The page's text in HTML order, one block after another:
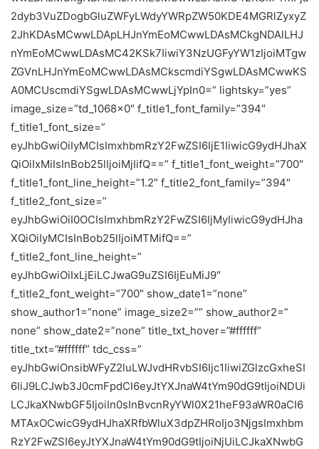
2dyb3VuZDogbGluZWFyLWdyYWRpZW50KDE4MGRlZyxyZ
2JhKDAsMCwwLDApLHJnYmEoMCwwLDAsMCkgNDAlLHJ
nYmEoMCwwLDAsMC42KSk7IiwiY3NzUGFyYW1zIjoiMTgw
ZGVnLHJnYmEoMCwwLDAsMCkscmdiYSgwLDAsMCwwKS
A0MCUscmdiYSgwLDAsMCwwLjYpIn0=” lightsky=”yes”
image_size=”td_1068x0″ f_title1_font_family=”394″
f_title1_font_size=”
eyJhbGwiOiIyMCIsImxhbmRzY2FwZSI6IjE1IiwicG9ydHJhaX
QiOiIxMiIsInBob25lIjoiMjIifQ==” f_title1_font_weight=”700″
f_title1_font_line_height=”1.2″ f_title2_font_family=”394″
f_title2_font_size=”
eyJhbGwiOiI0OCIsImxhbmRzY2FwZSI6IjMyIiwicG9ydHJha
XQiOiIyMCIsInBob25lIjoiMTMifQ==”
f_title2_font_line_height=”
eyJhbGwiOiIxLjEiLCJwaG9uZSI6IjEuMiJ9″
f_title2_font_weight=”700″ show_date1=”none”
show_author1=”none” image_size2=”” show_author2=”
none” show_date2=”none” title_txt_hover=”#ffffff”
title_txt=”#ffffff” tdc_css=”
eyJhbGwiOnsibWFyZ2luLWJvdHRvbSI6Ijc1IiwiZGlzcGxheSI
6IiJ9LCJwb3J0cmFpdCI6eyJtYXJnaW4tYm90dG9tIjoiNDUi
LCJkaXNwbGF5IjoiIn0sInBvcnRyYWl0X21heF93aWR0aCI6
MTAxOCwicG9ydHJhaXRfbWluX3dpZHRoIjo3NjgsImxhbm
RzY2FwZSI6eyJtYXJnaW4tYm90dG9tIjoiNjUiLCJkaXNwbG